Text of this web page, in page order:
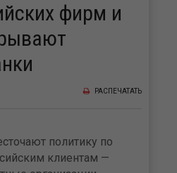
фирм и
РАСПЕЧАТАТЬ
политику по
клиентам —